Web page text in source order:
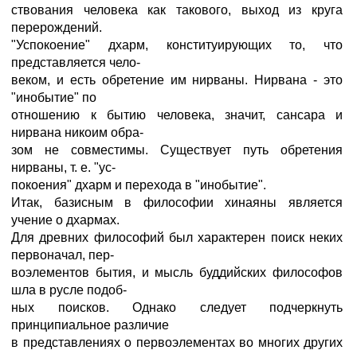
ствования человека как такового, выход из круга
перерождений.
"Успокоение" дхарм, конституирующих то, что
представляется чело-
веком, и есть обретение им нирваны. Нирвана - это
"инобытие" по
отношению к бытию человека, значит, сансара и
нирвана никоим обра-
зом не совместимы. Существует путь обретения
нирваны, т. е. "ус-
покоения" дхарм и перехода в "инобытие".
Итак, базисным в философии хинаяны является
учение о дхармах.
Для древних философий был характерен поиск неких
первоначал, пер-
воэлементов бытия, и мысль буддийских философов
шла в русле подоб-
ных поисков. Однако следует подчеркнуть
принципиальное различие
в представлениях о первоэлементах во многих других